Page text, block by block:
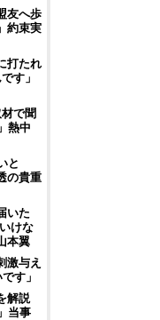
友へ歩
約束実
打たれ
す」
で聞
熱中
と
の貴重
いた
けな
本翼
激与え
す」
解説
当事